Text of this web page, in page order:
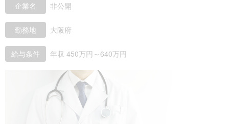
企業名 非公開
勤務地 大阪府
給与条件 年収 450万円～640万円